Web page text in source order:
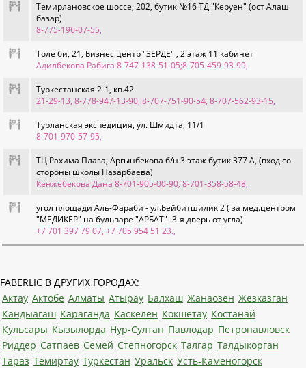
Темирлановское шоссе, 202, бутик №16 ТД "Керуен" (ост Алаш
базар)
8-775-196-07-55,
Толе би, 21, Бизнес центр "ЗЕРДЕ" , 2 этаж 11 кабинет
Адилбекова Рабига 8-747-138-51-05;8-705-459-93-99,
Туркестанская 2-1, кв.42
21-29-13, 8-778-947-13-90, 8-707-751-90-54, 8-707-562-93-15,
Турланская экспедиция, ул. Шмидта, 11/1
8-701-970-57-95,
ТЦ Рахима Плаза, Аргынбекова б/н 3 этаж бутик 377 А, (вход со
стороны школы Назарбаева)
Кенжебекова Дана 8-701-905-00-90, 8-701-358-58-48,
угол площади Аль-Фараби - ул.Бейбитшилик 2 ( за мед.центром
"МЕДИКЕР" на бульваре "АРБАТ"- 3-я дверь от угла)
+7 701 397 79 07, +7 705 954 51 23.,
FABERLIC В ДРУГИХ ГОРОДАХ:
Актау Актобе Алматы Атырау Балхаш Жанаозен Жезказган
Кандыагаш Караганда Каскелен Кокшетау Костанай
Кульсары Кызылорда Нур-Султан Павлодар Петропавловск
Риддер Сатпаев Семей Степногорск Талгар Талдыкорган
Тараз Темиртау Туркестан Уральск Усть-Каменогорск